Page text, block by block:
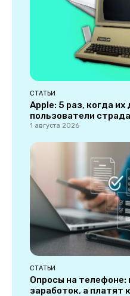
СТАТЬИ
Apple: 5 раз, когда
пользователи
1 августа 2026
СТАТЬИ
Опросы на
заработок, а платят